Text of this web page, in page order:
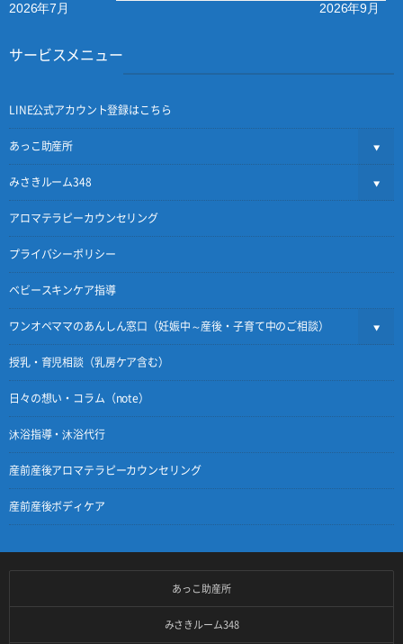
2026年7月 2026年9月
サービスメニュー
LINE公式アカウント登録はこちら
あっこ助産所
みさきルーム348
アロマテラピーカウンセリング
プライバシーポリシー
ベビースキンケア指導
ワンオペママのあんしん窓口（妊娠中～産後・子育て中のご相談）
授乳・育児相談（乳房ケア含む）
日々の想い・コラム（note）
沐浴指導・沐浴代行
産前産後アロマテラピーカウンセリング
産前産後ボディケア
あっこ助産所
みさきルーム348